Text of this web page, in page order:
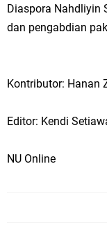
Diaspora Nahdliyin
dan pengabdian
Kontributor: Hanan
Editor: Kendi
NU Online